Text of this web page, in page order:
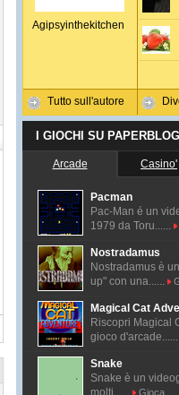
Agipsyinthekitchen
Tutto sull'autore
I GIOCHI SU PAPERBLOG
Arcade Casino'
Pacman
Pac-Man é un
1979 da Toru......
Nostradamus
Nostradamus è
up" con una......
Magical Cat
Riscopri Magical
gioco d'arcade......
Snake
Snake è un
molti......
Gioca